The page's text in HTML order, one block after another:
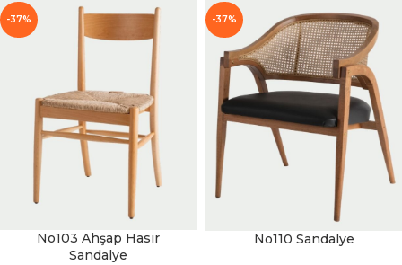
-37%
No103 Ahşap Hasır
Sandalye
-37%
No110 Sandalye